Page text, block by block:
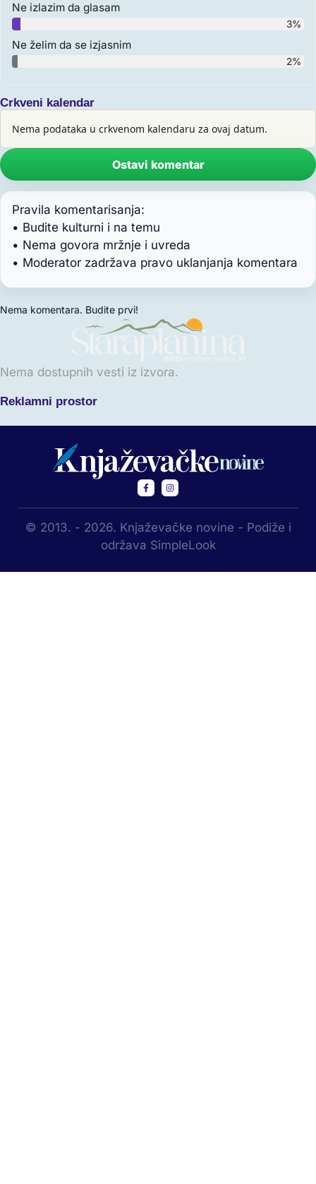
Ne izlazim da glasam
3%
Ne želim da se izjasnim
2%
Crkveni kalendar
Nema podataka u crkvenom kalendaru za ovaj datum.
Ostavi komentar
Pravila komentarisanja:
• Budite kulturni i na temu
• Nema govora mržnje i uvreda
• Moderator zadržava pravo uklanjanja komentara
Nema komentara. Budite prvi!
Nema dostupnih vesti iz izvora.
Reklamni prostor
© 2013. - 2026. Knjaževačke novine - Podiže i
održava SimpleLook